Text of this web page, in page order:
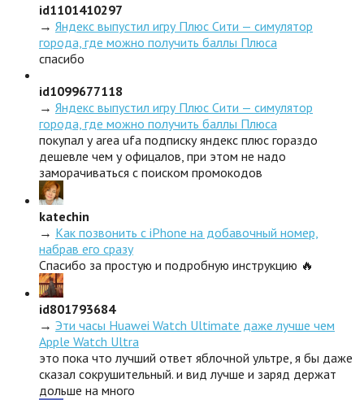
id1101410297
→ Яндекс выпустил игру Плюс Сити — симулятор
города, где можно получить баллы Плюса
спасибо
id1099677118
→ Яндекс выпустил игру Плюс Сити — симулятор
города, где можно получить баллы Плюса
покупал у area ufa подписку яндекс плюс гораздо
дешевле чем у офицалов, при этом не надо
заморачиваться с поиском промокодов
katechin
→ Как позвонить с iPhone на добавочный номер,
набрав его сразу
Спасибо за простую и подробную инструкцию 🔥
id801793684
→ Эти часы Huawei Watch Ultimate даже лучше чем
Apple Watch Ultra
это пока что лучший ответ яблочной ультре, я бы даже
сказал сокрушительный. и вид лучше и заряд держат
дольше на много